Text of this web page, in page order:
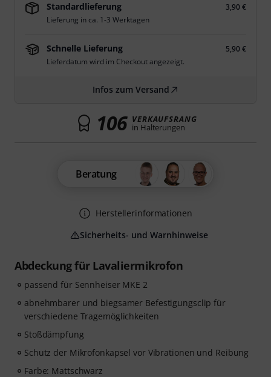
Abdeckung für Lavaliermikrofon
passend für Sennheiser MKE 2
abnehmbarer und biegsamer Befestigungsclip für
verschiedene Tragemöglichkeiten
Stoßdämpfung
Schutz der Mikrofonkapsel vor Vibrationen und Reibung
Farbe: Mattschwarz
Standardlieferung
3,90 €
Lieferung in ca. 1-3 Werktagen
Schnelle Lieferung
5,90 €
Lieferdatum wird im Checkout angezeigt.
Infos zum Versand
106 VERKAUFSRANG
in Halterungen
Beratung
Herstellerinformationen
Sicherheits- und Warnhinweise